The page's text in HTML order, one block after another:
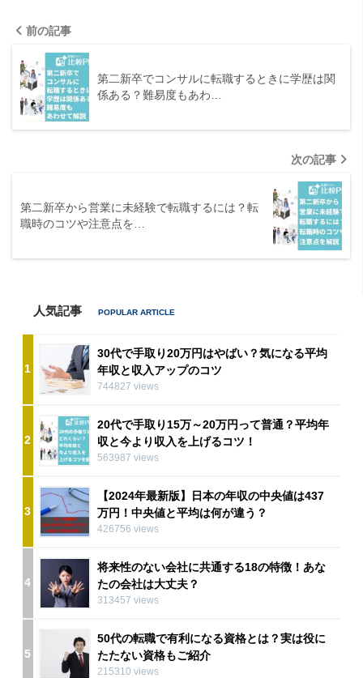
前の記事
第二新卒でコンサルに転職するときに学歴は関
係ある？難易度もあわ…
次の記事
第二新卒から営業に未経験で転職するには？転
職時のコツや注意点を…
人気記事
1
30代で手取り20万円はやばい？気になる平均
年収と収入アップのコツ
744827 views
2
20代で手取り15万～20万円って普通？平均年
収と今より収入を上げるコツ！
563987 views
3
【2024年最新版】日本の年収の中央値は437
万円！中央値と平均は何が違う？
426756 views
4
将来性のない会社に共通する18の特徴！あな
たの会社は大丈夫？
313457 views
5
50代の転職で有利になる資格とは？実は役に
たたない資格もご紹介
215310 views